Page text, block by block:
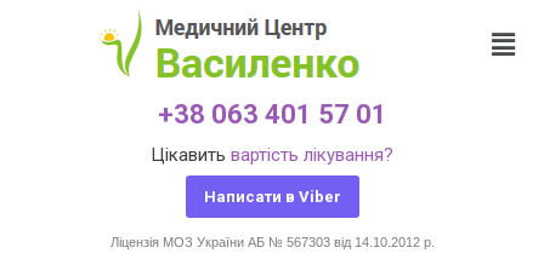
+38 063 401 57 01
Цікавить вартість лікування?
Написати в Viber
Ліцензія МОЗ України АБ № 567303 від 14.10.2012 р.